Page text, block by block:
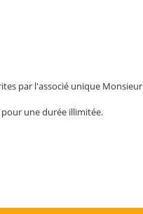
par l'associé unique Monsieur
pour une durée illimitée.